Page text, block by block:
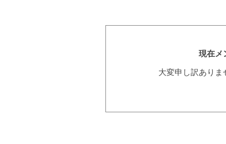
現在メ
大変申し訳あり